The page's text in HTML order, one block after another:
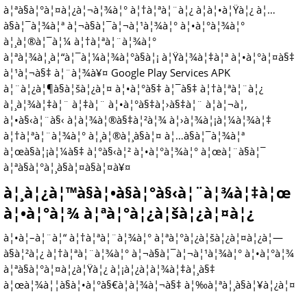
à¦ªà§à¦°à¦¤à¦¿à¦¬à¦¾à¦° à¦†à¦ªà¦¨à¦¿ à¦à¦•à¦Ÿà¦¿ à¦…
à§à¦¯à¦¾à¦ª à¦¬à§à¦¯à¦¬à¦¹à¦¾à¦° à¦•à¦°à¦¾à¦°
à¦¸à¦®à¦¯à¦¼ à¦†à¦ªà¦¨à¦¾à¦°
à¦ªà¦¾à¦¸à¦“à¦¯à¦¼à¦¾à¦°à§à¦¡ à¦Ÿà¦¾à¦‡à¦ª à¦•à¦°à¦¤à§‡
à¦¹à¦¬à§‡ à¦¨à¦¾à¥¤ Google Play Services APK
à¦¨à¦¿à¦¶à§à¦šà¦¿à¦¤ à¦•à¦°à§‡ à¦¯à§‡ à¦†à¦ªà¦¨à¦¿
à¦¸à¦¾à¦‡à¦¨ à¦‡à¦¨ à¦•à¦°à§‡à¦›à§‡à¦¨ à¦à¦¬à¦‚
à¦•à§‹à¦¨à§‹ à¦à¦¾à¦®à§‡à¦²à¦¾ à¦›à¦¾à¦¡à¦¼à¦¾à¦‡
à¦†à¦ªà¦¨à¦¾à¦° à¦¸à¦®à¦¸à§à¦¤ à¦…à§à¦¯à¦¾à¦ª
à¦œà§à¦¡à¦¼à§‡ à¦°à§‹à¦² à¦•à¦°à¦¾à¦° à¦œà¦¨à§à¦¯
à¦ªà§à¦°à¦¸à§à¦¤à§à¦¤à¥¤
à¦¸à¦¿à¦™à§à¦•à§à¦°à§‹à¦¨à¦¾à¦‡à¦œ
à¦•à¦°à¦¾ à¦ªà¦°à¦¿à¦šà¦¿à¦¤à¦¿
à¦•à¦–à¦¨à¦“ à¦†à¦ªà¦¨à¦¾à¦° à¦ªà¦°à¦¿à¦šà¦¿à¦¤à¦¿à¦—
à§à¦²à¦¿ à¦†à¦ªà¦¨à¦¾à¦° à¦¬à§à¦¯à¦¬à¦¹à¦¾à¦° à¦•à¦°à¦¾
à¦ªà§à¦°à¦¤à¦¿à¦Ÿà¦¿ à¦¡à¦¿à¦­à¦¾à¦‡à¦¸à§‡
à¦œà¦¾à¦¦à§à¦•à¦°à§€à¦­à¦¾à¦¬à§‡ à¦‰à¦ªà¦¸à§à¦¥à¦¿à¦¤